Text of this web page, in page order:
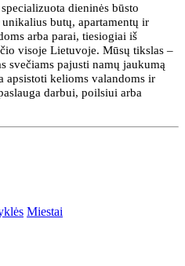
dieninės būsto
butų, apartamentų ir
arba parai, tiesiogiai iš
visoje Lietuvoje. Mūsų tikslas –
svečiams pajusti namų jaukumą
apsistoti kelioms valandoms ir
darbui, poilsiui arba
Miestai